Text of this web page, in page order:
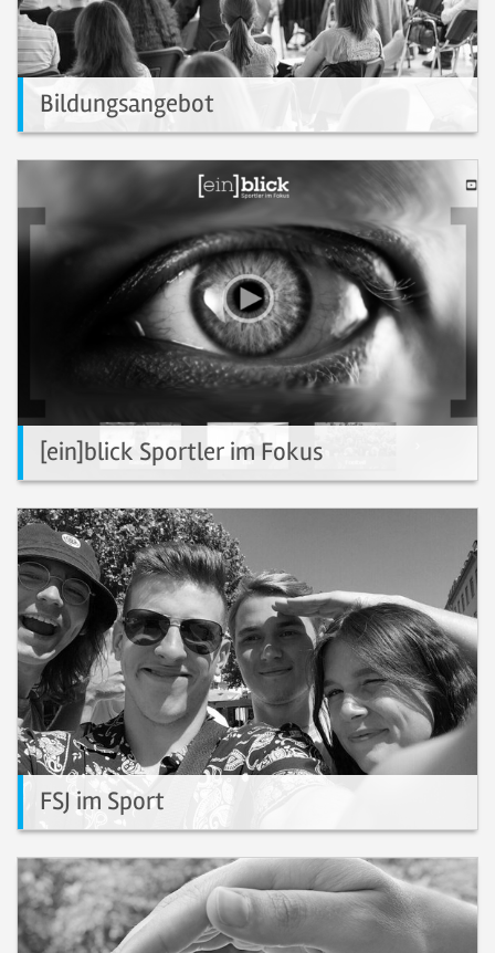
Bildungsangebot
[ein]blick Sportler im Fokus
FSJ im Sport